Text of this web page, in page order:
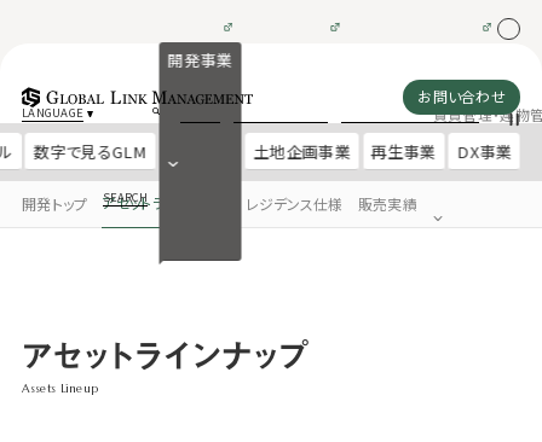
LANGUAGE
SEARCH
お問い合わせ
数字で見るGLM
開発事業
土地企画事業 再生事業 DX事業
開発トップ アセットラインナップ レジデンス仕様 販売実績
賃貸管理・建物
アセットラインナップ
Assets Lineup